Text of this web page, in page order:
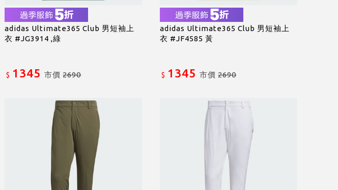
adidas Ultimate365 Club 男短袖上
衣 #JG3914 ,綠
$ 1345 市價2690
adidas Ultimate365 Club 男短袖上
衣 #JF4585 黃
$ 1345 市價2690